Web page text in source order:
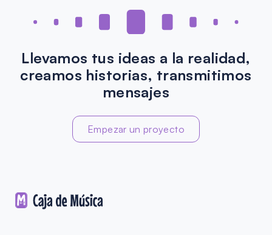
Llevamos tus ideas a la realidad,
creamos historias, transmitimos
mensajes
Empezar un proyecto